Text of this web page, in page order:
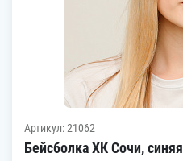
Артикул: 21062
Бейсболка ХК Сочи, синяя